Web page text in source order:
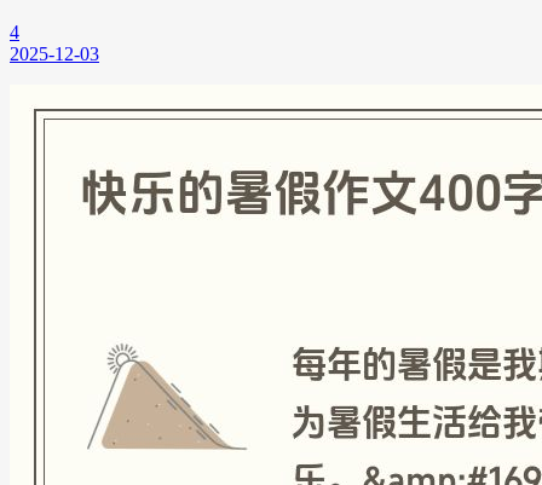
4
2025-12-03